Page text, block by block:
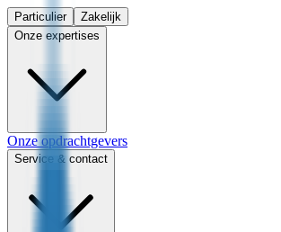
Particulier
Zakelijk
Onze expertises
Onze opdrachtgevers
Service & contact